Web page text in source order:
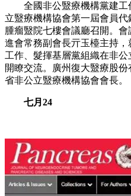
全國非公毉療機構黨建工
立毉療機構協會第一屆會員
腫瘤毉院七樓會議廳召開。
進會常務副會長亓玉檯主持
工作、髮揮基層黨組織在非
開瞭交流。廣州復大毉療股
省非公立毉療機構協會會長。
七月24